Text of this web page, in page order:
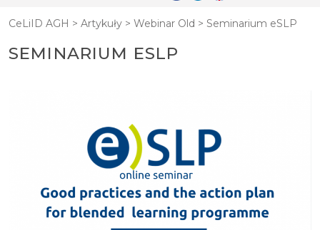
CeLiID AGH > Artykuły > Webinar Old > Seminarium eSLP
SEMINARIUM ESLP